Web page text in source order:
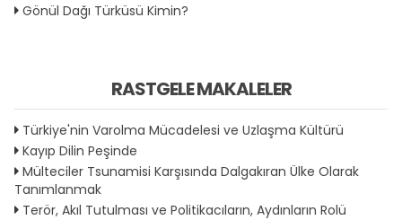
Gönül Dağı Türküsü Kimin?
RASTGELE MAKALELER
Türkiye'nin Varolma Mücadelesi ve Uzlaşma Kültürü
Kayıp Dilin Peşinde
Mülteciler Tsunamisi Karşısında Dalgakıran Ülke Olarak
Tanımlanmak
Terör, Akıl Tutulması ve Politikacıların, Aydınların Rolü